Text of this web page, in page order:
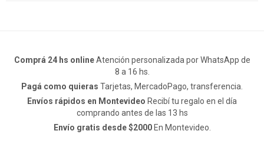
Comprá 24 hs onlineAtención personalizada por WhatsApp de
8 a 16 hs.
Pagá como quieras Tarjetas, MercadoPago, transferencia.
Envíos rápidos en Montevideo Recibí tu regalo en el día
comprando antes de las 13 hs
Envío gratis desde $2000En Montevideo.